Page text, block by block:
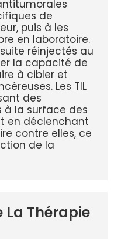
de
puis à les
en laboratoire.
réinjectés au
la capacité de
à cibler et
Les TIL
des
à la surface des
en déclenchant
contre elles, ce
de la
La Thérapie